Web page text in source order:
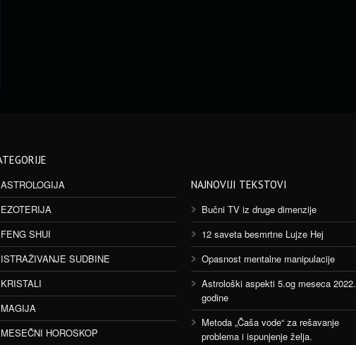
ASTROLOGIJA
EZOTERIJA
FENG SHUI
ISTRAŽIVANJE SUDBINE
KRISTALI
MAGIJA
MESEČNI HOROSKOP
NAJNOVIJI TEKSTOVI
Bučni TV iz druge dimenzije
12 saveta besmrtne Lujze Hej
Opasnost mentalne manipulacije
Astrološki aspekti 5.og meseca 2022.
godine
Metoda „Čaša vode“ za rešavanje
problema i ispunjenje želja.